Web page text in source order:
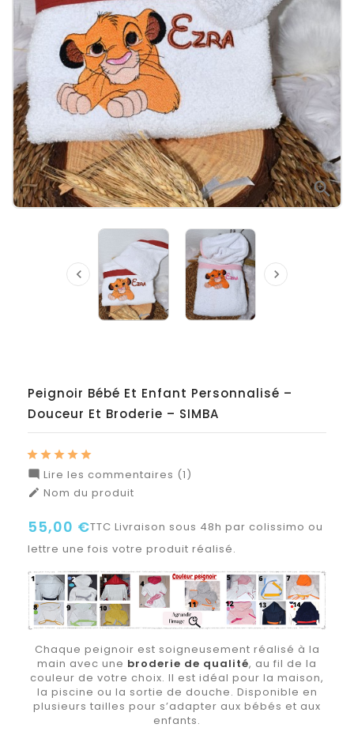

 
Peignoir Bébé Et Enfant Personnalisé –
Douceur Et Broderie – SIMBA
 Lire les commentaires (1)
 Nom du produit
55,00 €TTC Livraison sous 48h par colissimo ou
lettre une fois votre produit réalisé.
Chaque peignoir est soigneusement réalisé à la
main avec une broderie de qualité, au fil de la
couleur de votre choix. Il est idéal pour la maison,
la piscine ou la sortie de douche. Disponible en
plusieurs tailles pour s’adapter aux bébés et aux
enfants.